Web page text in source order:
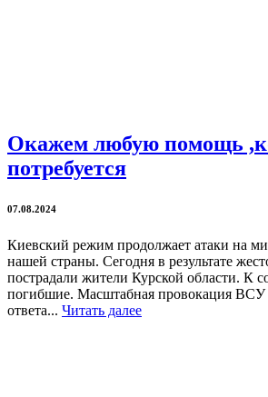
Окажем любую помощь
потребуется
07.08.2024
Киевский режим продолжает атаки на
нашей страны. Сегодня в результате
пострадали жители Курской области. К
погибшие. Масштабная провокация ВСУ
ответа... Читать далее